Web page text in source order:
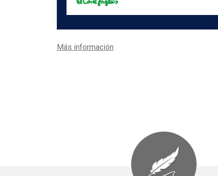
Más información